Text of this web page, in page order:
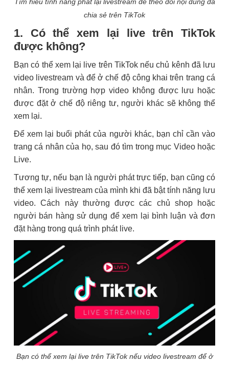
chia sẻ trên TikTok
1. Có thể xem lại live trên TikTok
được không?
Bạn có thể xem lại live trên TikTok nếu chủ kênh đã lưu
video livestream và để ở chế độ công khai trên trang cá
nhân. Trong trường hợp video không được lưu hoặc
được đặt ở chế độ riêng tư, người khác sẽ không thể
xem lại.
Để xem lại buổi phát của người khác, bạn chỉ cần vào
trang cá nhân của họ, sau đó tìm trong mục Video hoặc
Live.
Tương tự, nếu bạn là người phát trực tiếp, bạn cũng có
thể xem lại livestream của mình khi đã bật tính năng lưu
video. Cách này thường được các chủ shop hoặc
người bán hàng sử dụng để xem lại bình luận và đơn
đặt hàng trong quá trình phát live.
Bạn có thể xem lại live trên TikTok nếu video livestream để ở